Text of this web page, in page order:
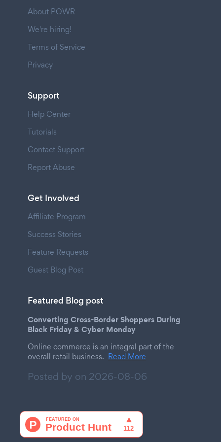
About POWR
We're hiring!
Terms of Service
Privacy
Support
Help Center
Tutorials
Contact Support
Report Abuse
Get Involved
Affiliate Program
Success Stories
Feature Requests
Guest Blog Post
Featured Blog post
Converting Cross-Border Shoppers During
Black Friday & Cyber Monday
Online commerce is an integral part of the
overall retail business. Read More
Posted by on 2026-08-06